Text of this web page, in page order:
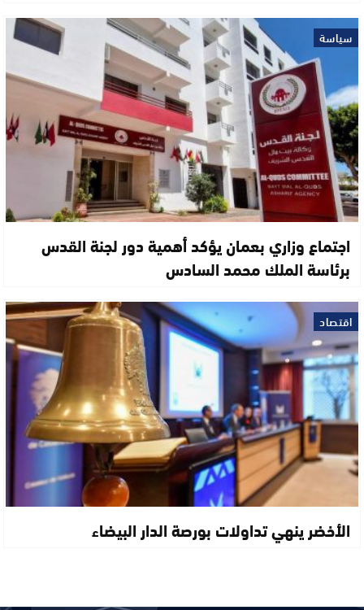
سياسة
اجتماع وزاري بعمان يؤكد أهمية دور لجنة القدس
برئاسة الملك محمد السادس
اقتصاد
الأخضر ينهي تداولات بورصة الدار البيضاء